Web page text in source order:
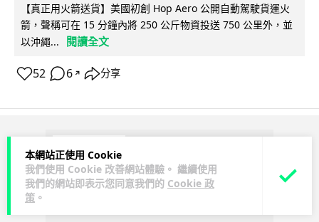
本網站正使用 Cookie
我們使用 Cookie 改善網站體驗。 繼續使用
我們的網站即表示您同意我們的 Cookie 政
策 。
【真正用火箭送貨】美國初創 Hop Aero 公開自動駕駛貨運火
箭，聲稱可在 15 分鐘內將 250 公斤物資投送 750 公里外，並
以沖繩...
閱讀全文
52 6 ↗ 分享